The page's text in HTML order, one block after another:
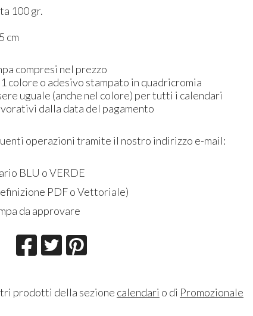
100 gr.
cm
compresi nel prezzo
colore o adesivo stampato in quadricromia
uguale (anche nel colore) per tutti i calendari
dalla data del pagamento
operazioni tramite il nostro indirizzo e-mail:
BLU o VERDE
PDF o Vettoriale)
da approvare
prodotti della sezione calendari o di Promozionale